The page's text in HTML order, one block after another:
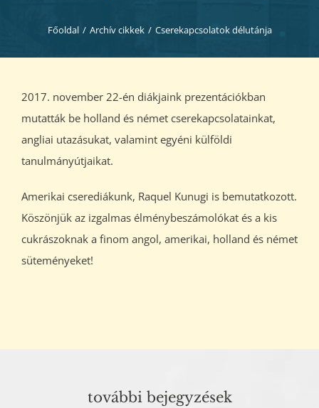
Főoldal / Archív cikkek / Cserekapcsolatok délutánja
2017. november 22-én diákjaink prezentációkban
mutatták be holland és német cserekapcsolatainkat,
angliai utazásukat, valamint egyéni külföldi
tanulmányútjaikat.
Amerikai cserediákunk, Raquel Kunugi is bemutatkozott.
Köszönjük az izgalmas élménybeszámolókat és a kis
cukrászoknak a finom angol, amerikai, holland és német
süteményeket!
további bejegyzések